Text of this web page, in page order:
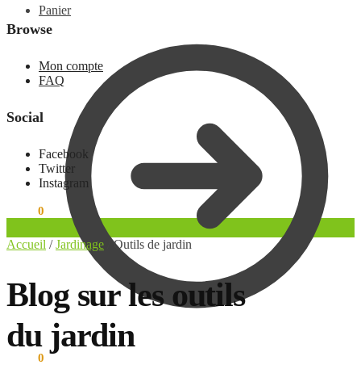
Panier
0
Browse
Mon compte
FAQ
Social
Facebook
Twitter
Instagram
0
Accueil /Jardinage /Outils de jardin
Blog sur les outils
du jardin